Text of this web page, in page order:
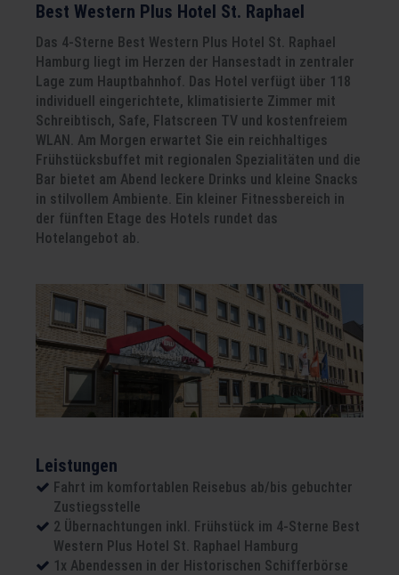
Best Western Plus Hotel St. Raphael
Das 4-Sterne Best Western Plus Hotel St. Raphael
Hamburg liegt im Herzen der Hansestadt in zentraler
Lage zum Hauptbahnhof. Das Hotel verfügt über 118
individuell eingerichtete, klimatisierte Zimmer mit
Schreibtisch, Safe, Flatscreen TV und kostenfreiem
WLAN. Am Morgen erwartet Sie ein reichhaltiges
Frühstücksbuffet mit regionalen Spezialitäten und die
Bar bietet am Abend leckere Drinks und kleine Snacks
in stilvollem Ambiente. Ein kleiner Fitnessbereich in
der fünften Etage des Hotels rundet das
Hotelangebot ab.
Leistungen
Fahrt im komfortablen Reisebus ab/bis gebuchter
Zustiegsstelle
2 Übernachtungen inkl. Frühstück im 4-Sterne Best
Western Plus Hotel St. Raphael Hamburg
1x Abendessen in der Historischen Schifferbörse